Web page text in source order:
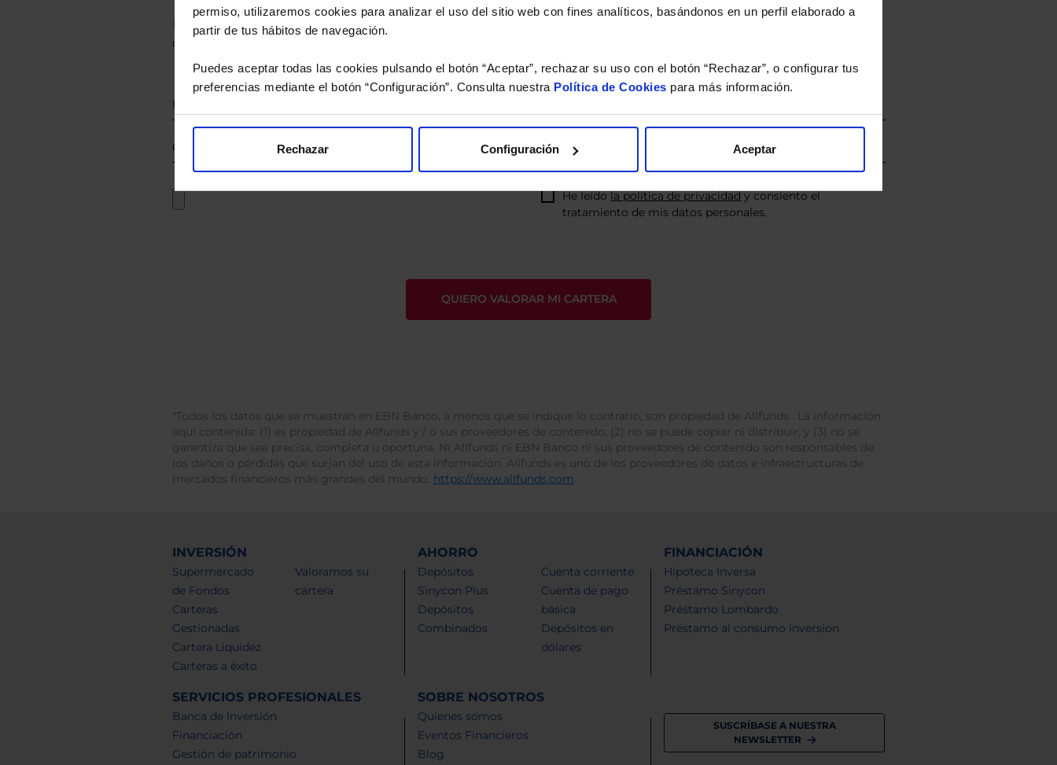
permiso, utilizaremos cookies para analizar el uso del sitio web con fines analíticos, basándonos en un perfil elaborado a
partir de tus hábitos de navegación.
Puedes aceptar todas las cookies pulsando el botón “Aceptar”, rechazar su uso con el botón “Rechazar”, o configurar tus
preferencias mediante el botón “Configuración”. Consulta nuestra Política de Cookies para más información.
Rechazar Configuración Aceptar
Descárguese el archivo
e indíquenos los ISINs de sus Fondos y nuestros expertos le enviarán un estudio gratuito
de sus alternativas de Clases Limpias con las que podrá ahorrar en sus costes.
He leídola política de privacidady consiento el
tratamiento de mis datos personales.
*Todos los datos que se muestran en EBN Banco, a menos que se indique lo contrario, son propiedad de Allfunds . La información
aquí contenida: (1) es propiedad de Allfunds y / o sus proveedores de contenido; (2) no se puede copiar ni distribuir; y (3) no se
garantiza que sea precisa, completa u oportuna. Ni Allfunds ni EBN Banco ni sus proveedores de contenido son responsables de
los daños o pérdidas que surjan del uso de esta información. Allfunds es uno de los proveedores de datos e infraestructuras de
mercados financieros más grandes del mundo. https://www.allfunds.com.
INVERSIÓN
Supermercado
de Fondos
Carteras
Gestionadas
Cartera Liquidez
Carteras a éxito
Valoramos su
cartera
AHORRO
Depósitos
Sinycon Plus
Depósitos
Combinados
Cuenta corriente
Cuenta de pago
básica
Depósitos en
dólares
FINANCIACIÓN
Hipoteca Inversa
Préstamo Sinycon
Préstamo Lombardo
Préstamo al consumo inversion
SERVICIOS PROFESIONALES
Banca de Inversión
Financiación
Gestión de patrimonio
SOBRE NOSOTROS
Quienes somos
Eventos Financieros
Blog
SUSCRÍBASE A NUESTRA
NEWSLETTER